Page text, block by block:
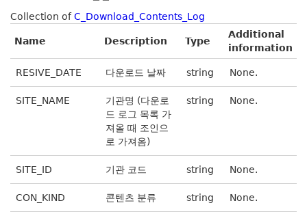
Collection ofC_Download_Contents_Log
Name Description Type
Additional
information
RESIVE_DATE 다운로드 날짜 string None.
SITE_NAME
기관명 (다운로
드 로그 목록 가
져올 때 조인으
로 가져옴)
string None.
SITE_ID 기관 코드 string None.
CON_KIND 콘텐츠 분류 string None.